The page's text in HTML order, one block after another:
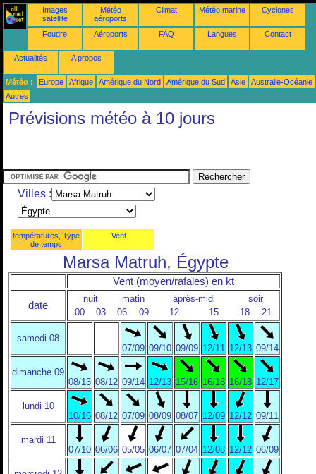
Images
satellite
Météo
aéroports
Climat Météo marine Cyclones
Foudre Aéroports FAQ Langues Contact
Actualités A propos
Météo : Europe Afrique Amérique du Nord Amérique du Sud Asie
Australie-Océanie
Autres
Prévisions météo à 10 jours
Villes :
températures, Type
de temps
Vent
Marsa Matruh, Égypte
Vent (moyen/rafales) en kt
date
nuit matin après-midi
soir
00
03 06 09 12 15 18 21
samedi 08
07/09 09/10 09/09 12/11 12/13 09/14
dimanche 09
08/13 08/12 09/14 12/13 15/16 16/18 16/18 12/17
lundi 10
10/16 08/12 07/09 08/09 08/07 12/09 12/12 09/11
mardi 11
07/10 06/06 05/05 06/07 07/04 12/08 12/12 06/09